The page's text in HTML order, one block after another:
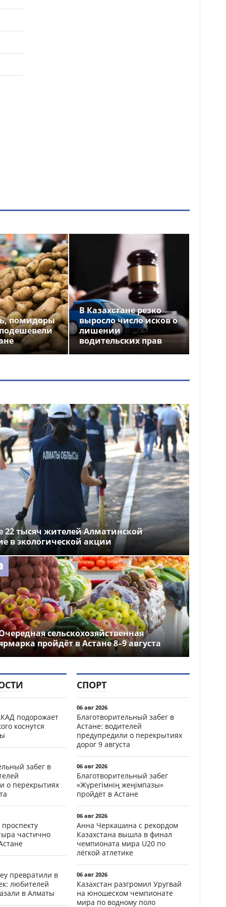
помидоры
В Казахстане резко
выросло число исков о
лишении
водительских прав
22 тысяч жителей Алматинской
в экологической акции
сельскохозяйственная
пройдёт в Астане 8–9 августа
подорожает
коснутся
забег в
о перекрытиях
частично
превратили в
любителей
в Алматы
СПОРТ
06 авг 2026
Благотворительный забег в
Астане: водителей
предупредили о перекрытиях
дорог 9 августа
06 авг 2026
Благотворительный забег
«Жүрегімнің жеңімпазы»
пройдёт в Астане
06 авг 2026
Анна Черкашина с рекордом
Казахстана вышла в финал
чемпионата мира U20 по
лёгкой атлетике
06 авг 2026
Казахстан разгромил Уругвай
на юношеском чемпионате
мира по водному поло